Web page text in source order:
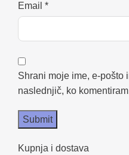
Email *
Shrani moje ime, e-pošto
naslednjič, ko
Kupnja i dostava